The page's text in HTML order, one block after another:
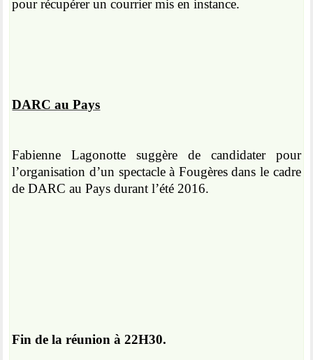
pour récupérer un courrier mis en instance.
DARC au Pays
Fabienne Lagonotte suggère de candidater pour
l’organisation d’un spectacle à Fougères dans le cadre
de DARC au Pays durant l’été 2016.
Fin de la réunion à 22H30.